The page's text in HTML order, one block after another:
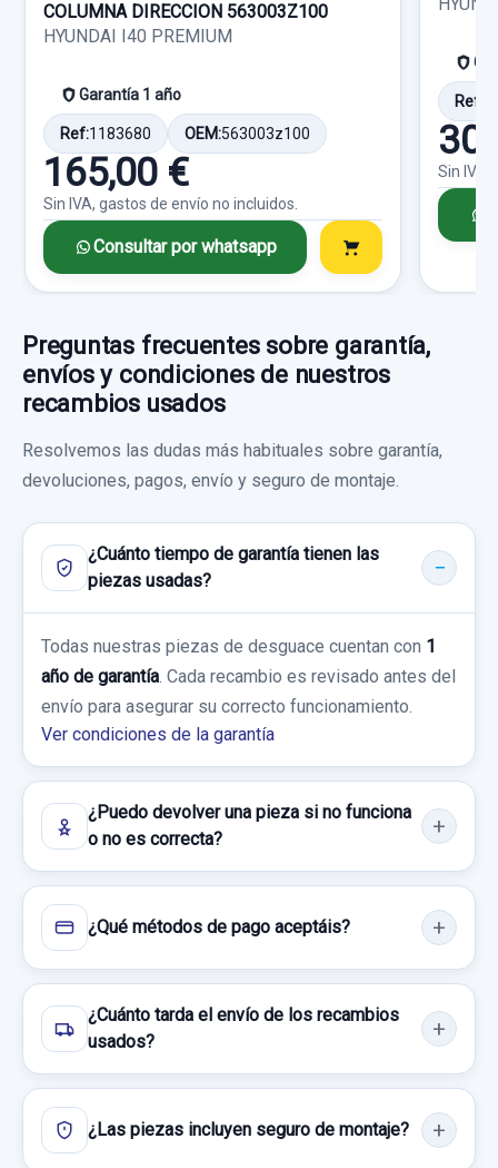
CERRADURA PUERTA DELANTERA IZQUIERDA
81310C8020 6 CABLES
HYUNDAI I20 TREND BLUE
Garantía 1 año
926686 OEM: 81310C8020
18,17 €
Sin IVA, gastos de envío no incluidos.
81410C8020 4 CABLES
CERRADURA PUERTA TRASERA
POTENCIOMETRO PEDAL 327001RXXX 6
PINES
POTENCIOMETRO PEDAL 327001RXXX 6...
usado.
Garantía 1 año
Ref:926694 OEM:327001RXXX
50,00 €
Sin IVA, gastos de envío no incluidos.
Consultar por whatsapp
19,00 €
Consultar por whatsapp
AMORTIGUADOR TRASERO IZQUIERDO
55300C8000 NO TIENE MANO
AMORTIGUADOR TRASERO IZQUIERDO...
usado.
HYUNDAI I20 TREND BLUE
Ref:
19,00 €
Sin IVA, gastos de envío no incluidos.
Consultar por whatsapp
COLUMNA DIRECCION 563003Z100
HYUNDAI I40 PREMIUM
Garantía 1 año
Ref:1183680 OEM:563003z100
165,00 €
Sin IVA, gastos de envío no incluidos.
Consultar por whatsapp
Ref:
Sin IVA,
Preguntas frecuentes sobre garantía,
envíos y condiciones de nuestros
recambios usados
Resolvemos las dudas más habituales sobre garantía,
devoluciones, pagos, envío y seguro de montaje.
¿Cuánto tiempo de garantía tienen las
piezas usadas?
Todas nuestras piezas de desguace cuentan con 1
año de garantía . Cada recambio es revisado antes del
envío para asegurar su correcto funcionamiento.
Ver condiciones de la garantía
¿Puedo devolver una pieza si no funciona
o no es correcta?
¿Qué métodos de pago aceptáis?
¿Cuánto tarda el envío de los recambios
usados?
¿Las piezas incluyen seguro de montaje?